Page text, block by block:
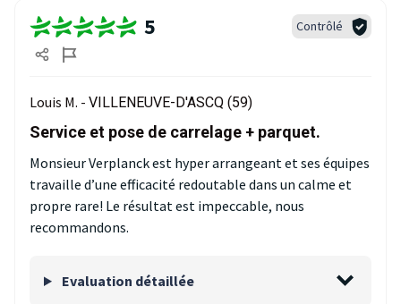
5 Contrôlé
Louis M. - VILLENEUVE-D'ASCQ (59)
Service et pose de carrelage + parquet.
Monsieur Verplanck est hyper arrangeant et ses équipes
travaille d’une efficacité redoutable dans un calme et
propre rare! Le résultat est impeccable, nous
recommandons.
Evaluation détaillée